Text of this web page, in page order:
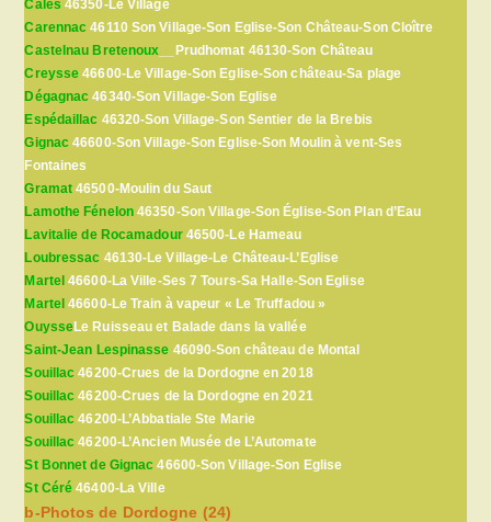
Calès 46350-Le Village
Carennac 46110 Son Village-Son Eglise-Son Château-Son Cloître
Castelnau Bretenoux __Prudhomat 46130-Son Château
Creysse 46600-Le Village-Son Eglise-Son château-Sa plage
Dégagnac 46340-Son Village-Son Eglise
Espédaillac 46320-Son Village-Son Sentier de la Brebis
Gignac 46600-Son Village-Son Eglise-Son Moulin à vent-Ses
Fontaines
Gramat 46500-Moulin du Saut
Lamothe Fénelon46350-Son Village-Son Église-Son Plan d’Eau
Lavitalie de Rocamadour46500-Le Hameau
Loubressac 46130-Le Village-Le Château-L’Eglise
Martel 46600-La Ville-Ses 7 Tours-Sa Halle-Son Eglise
Martel 46600-Le Train à vapeur « Le Truffadou »
OuysseLe Ruisseau et Balade dans la vallée
Saint-Jean Lespinasse 46090-Son château de Montal
Souillac 46200-Crues de la Dordogne en 2018
Souillac 46200-Crues de la Dordogne en 2021
Souillac 46200-L’Abbatiale Ste Marie
Souillac 46200-L’Ancien Musée de L’Automate
St Bonnet de Gignac 46600-Son Village-Son Eglise
St Céré 46400-La Ville
b-Photos de Dordogne (24)